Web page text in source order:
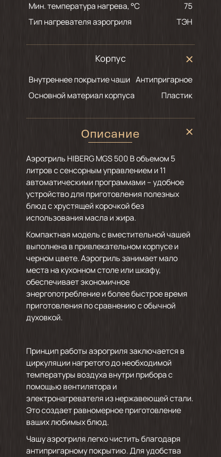
Мин. температура нагрева, °С
75
Тип нагревателя аэрогриля
ТЭН
Корпус
Внутреннее покрытие чаши
Антипригарное
Основной материал корпуса
Пластик
Описание
Аэрогриль HIBERG MGS 500 B объемом 5
литров с сенсорным управлением и 11
автоматическими программами – удобное
устройство для приготовления полезных
блюд с хрустящей корочкой без
использования масла и жира.
Компактная модель с вместительной чашей
выполнена в привлекательном корпусе и
черном цвете. Аэрогриль занимает мало
места на кухонном столе или шкафу,
обеспечивает экономичное
энергопотребление и более быстрое время
приготовления по сравнению с обычной
духовкой.
Принцип работы аэрогриля заключается в
циркуляции нагретого до необходимой
температуры воздуха внутри прибора с
помощью вентилятора и
электронагревателя из нержавеющей стали.
Это создает равномерное приготовление
ваших любимых блюд.
Чашу аэрогриля легко чистить благодаря
антипригарному покрытию. Для удобства